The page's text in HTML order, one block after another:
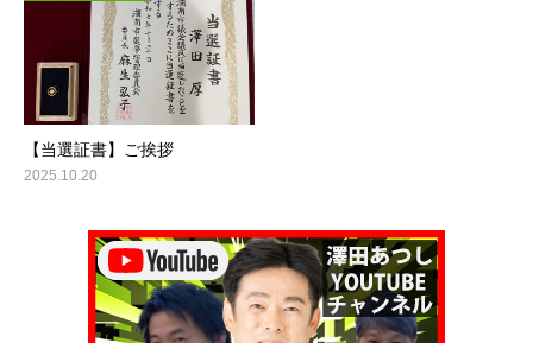
【当選証書】ご挨拶
2025.10.20